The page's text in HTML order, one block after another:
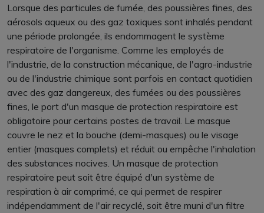
Lorsque des particules de fumée, des poussières fines, des
aérosols aqueux ou des gaz toxiques sont inhalés pendant
une période prolongée, ils endommagent le système
respiratoire de l'organisme. Comme les employés de
l'industrie, de la construction mécanique, de l'agro-industrie
ou de l'industrie chimique sont parfois en contact quotidien
avec des gaz dangereux, des fumées ou des poussières
fines, le port d'un masque de protection respiratoire est
obligatoire pour certains postes de travail. Le masque
couvre le nez et la bouche (demi-masques) ou le visage
entier (masques complets) et réduit ou empêche l'inhalation
des substances nocives. Un masque de protection
respiratoire peut soit être équipé d'un système de
respiration à air comprimé, ce qui permet de respirer
indépendamment de l'air recyclé, soit être muni d'un filtre